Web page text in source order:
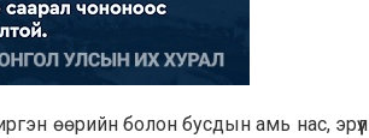
өөрийн болон бусдын амь нас, эрүүл